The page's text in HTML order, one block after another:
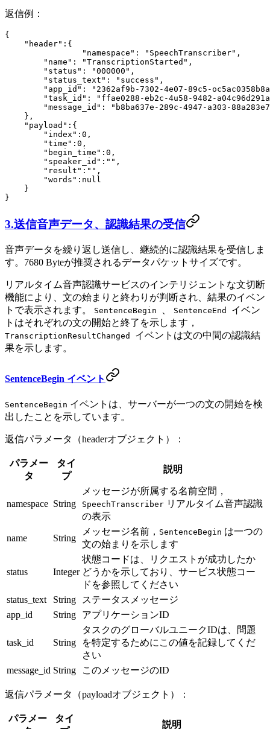
返信例：
{
    "header"
:{
		"namespace"
: "SpeechTranscriber" ,
        "name"
: "TranscriptionStarted" ,
        "status"
: "000000" ,
        "status_text"
: "success" ,
        "app_id"
:
"2362af9b-7302-4e07-89c5-
        "task_id"
:
"ffae0288-eb2c-4u58-9482-
        "message_id"
:
"b8ba637e-289c-4947-a303-
    },
    "payload"
:{
        "index"
: 0 ,
        "time"
: 0 ,
        "begin_time"
: 0 ,
        "speaker_id"
: "" ,
        "result"
: "" ,
        "words"
: null
    }
}
3.送信音声データ、認識結果の受信
音声データを繰り返し送信し、継続的に認識結果を受信しま
す。7680 Byteが推奨されるデータパケットサイズです。
リアルタイム音声認識サービスのインテリジェントな文切断
機能により、文の始まりと終わりが判断され、結果のイベン
トで表示されます。
SentenceBegin SentenceEnd イベン
トはそれぞれの文の開始と終了を示します，
TranscriptionResultChanged イベントは文の中間の認識結
果を示します。
SentenceBegin イベント
SentenceBegin イベントは、サーバーが一つの文の開始を検
出したことを示しています。
返信パラメータ（headerオブジェクト）：
パラメー
タ
タイ
プ
説明
namespace String
メッセージが所属する名前空間，
SpeechTranscriber リアルタイム音声認識
の表示
name String
メッセージ名前， SentenceBegin は一つの
文の始まりを示します
status Integer
状態コードは、リクエストが成功したか
どうかを示しており、サービス状態コー
ドを参照してください
status_text
String
ステータスメッセージ
app_id
String アプリケーションID
task_id String
タスクのグローバルユニークIDは、問題
を特定するためにこの値を記録してくだ
さい
message_id String このメッセージのID
返信パラメータ（payloadオブジェクト）：
パラメー
タイ
説明